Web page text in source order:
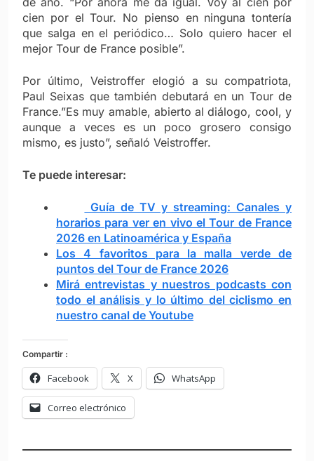
cien por el Tour. No pienso en ninguna tontería
que salga en el periódico… Solo quiero hacer el
mejor Tour de France posible”.
Por último, Veistroffer elogió a su compatriota,
Paul Seixas que también debutará en un Tour de
France.”Es muy amable, abierto al diálogo, cool, y
aunque a veces es un poco grosero consigo
mismo, es justo”, señaló Veistroffer.
Te puede interesar:
Guía de TV y streaming: Canales y
horarios para ver en vivo el Tour de France
2026 en Latinoamérica y España
Los 4 favoritos para la malla verde de
puntos del Tour de France 2026
Mirá entrevistas y nuestros podcasts con
todo el análisis y lo último del ciclismo en
nuestro canal de Youtube
Compartir :
Facebook X WhatsApp
Correo electrónico